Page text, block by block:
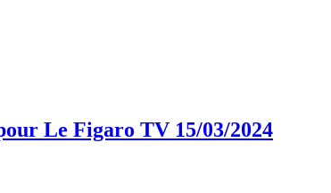
Le Figaro TV 15/03/2024